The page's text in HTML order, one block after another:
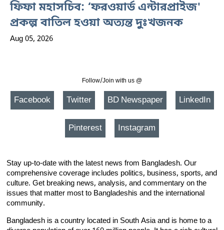
ফিফা মহাসচিব: ‘ফরওয়ার্ড এন্টারপ্রাইজ'
প্রকল্প বাতিল হওয়া অত্যন্ত দুঃখজনক
Aug 05, 2026
Follow/Join with us @
Facebook Twitter BD Newspaper LinkedIn
Pinterest Instagram
Stay up-to-date with the latest news from Bangladesh. Our
comprehensive coverage includes politics, business, sports, and
culture. Get breaking news, analysis, and commentary on the
issues that matter most to Bangladeshis and the international
community.
Bangladesh is a country located in South Asia and is home to a